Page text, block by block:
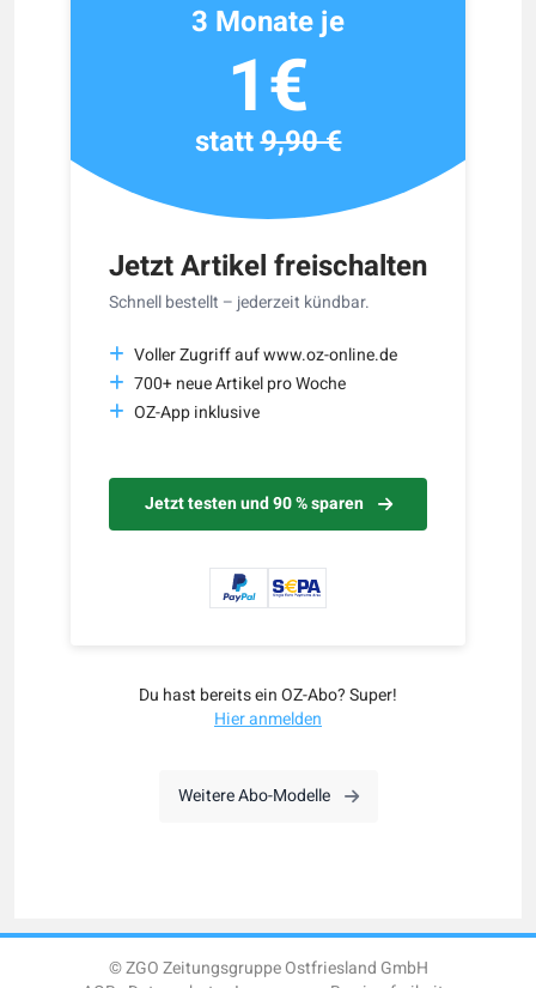
Jetzt Artikel freischalten
Schnell bestellt – jederzeit kündbar.
Voller Zugriff auf www.oz-online.de
700+ neue Artikel pro Woche
OZ-App inklusive
Jetzt testen und 90 % sparen
3 Monate je
1€
statt9,90 €
Du hast bereits ein OZ-Abo? Super!
Hier anmelden
Weitere Abo-Modelle
© ZGO Zeitungsgruppe Ostfriesland GmbH